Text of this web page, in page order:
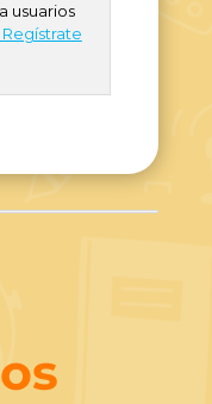
usuarios
Regístrate